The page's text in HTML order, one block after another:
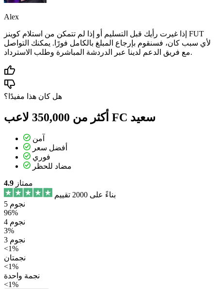
Alex
إذا غيرت رأيك قبل التسليم أو إذا لم تتمكن من استلام كوينز FUT
لأي سبب كان، فسنقوم بإرجاع المبلغ بالكامل فورًا. يمكنك التواصل
مع فريق الدعم لدينا عبر الدردشة المباشرة وطلب الاسترداد.
هل كان هذا مفيدًا؟
أكثر من 350,000 لاعب FC سعيد
آمن
أفضل سعر
فوري
مضاد للحظر
4.9 ممتاز
بناءً على 2000 تقييم
5 نجوم
96%
4 نجوم
3%
3 نجوم
<1%
نجمتان
<1%
نجمة واحدة
<1%